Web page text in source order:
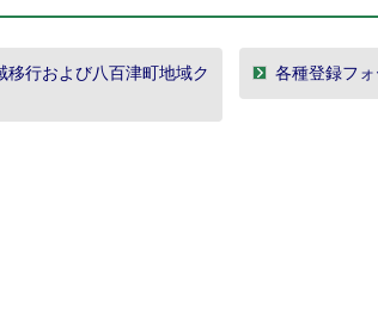
移行および八百津町地域ク
各種登録フ